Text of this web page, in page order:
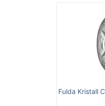
Fulda Kristall